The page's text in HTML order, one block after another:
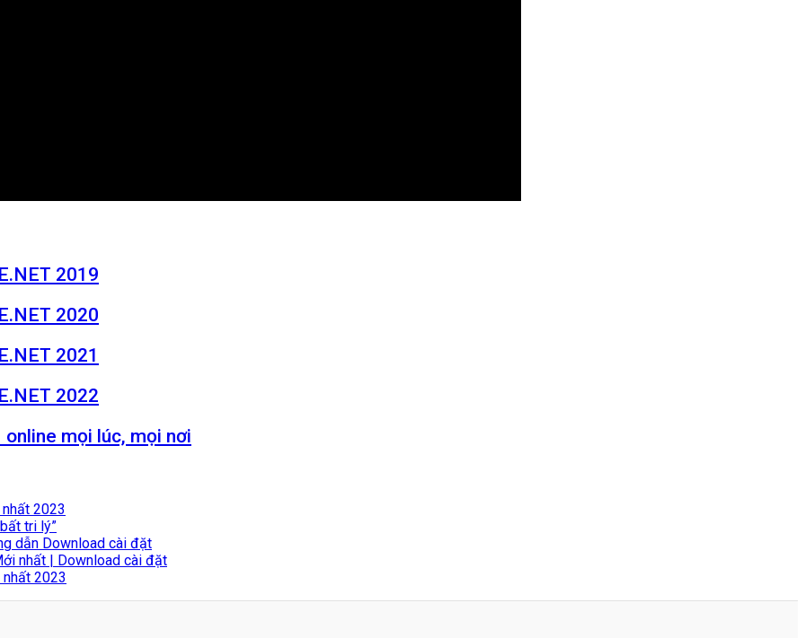
2019
2020
2021
2022
mọi lúc, mọi nơi
2023
tri lý”
dẫn Download cài đặt
nhất | Download cài đặt
2023